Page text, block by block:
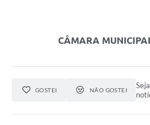
CÂMARA
GOSTEI NÃO GOSTEI